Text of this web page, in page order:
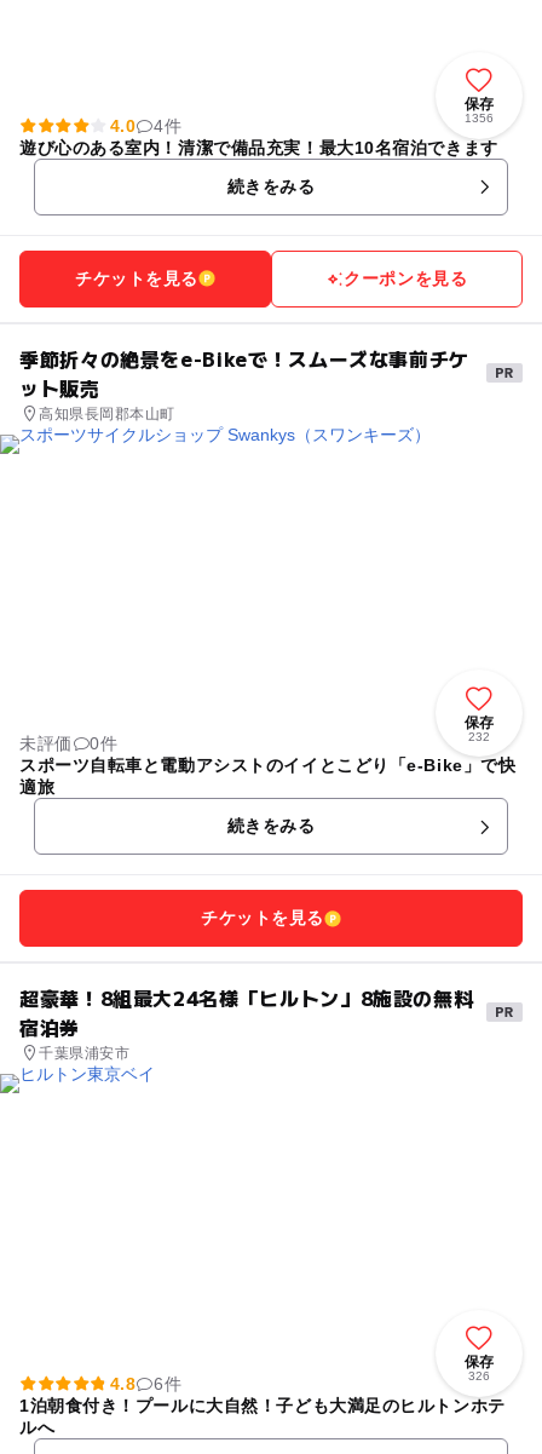
保存
1356
4.0
4件
遊び心のある室内！清潔で備品充実！最大10名宿泊できます
続きをみる
チケットを見る クーポンを見る
季節折々の絶景をe-Bikeで！スムーズな事前チケ
ット販売
高知県長岡郡本山町
保存
232
未評価
0件
スポーツ自転車と電動アシストのイイとこどり「e-Bike」で快
適旅
続きをみる
チケットを見る
超豪華！8組最大24名様「ヒルトン」8施設の無料
宿泊券
千葉県浦安市
保存
326
4.8
6件
1泊朝食付き！プールに大自然！子ども大満足のヒルトンホテ
ルへ